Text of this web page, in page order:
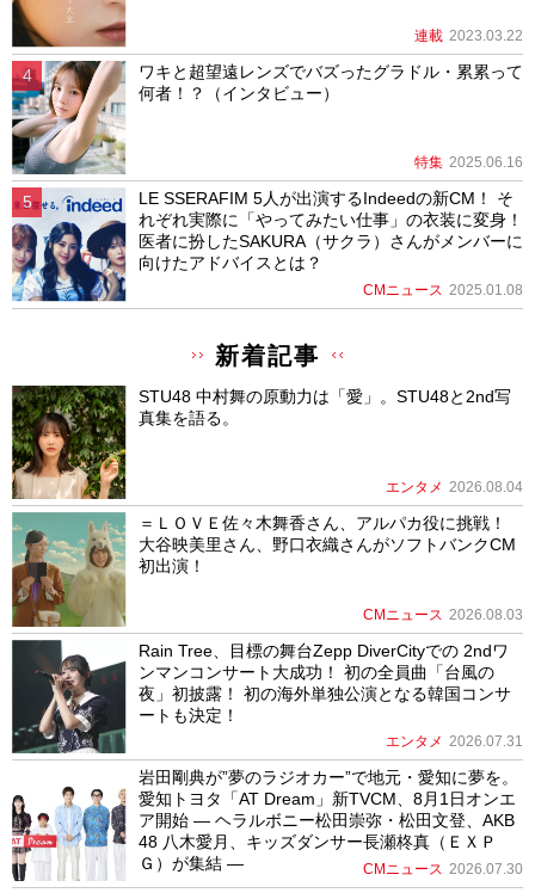
連載 2023.03.22
ワキと超望遠レンズでバズったグラドル・累累って
何者！？（インタビュー）
特集 2025.06.16
LE SSERAFIM 5人が出演するIndeedの新CM！ そ
れぞれ実際に「やってみたい仕事」の衣装に変身！
医者に扮したSAKURA（サクラ）さんがメンバーに
向けたアドバイスとは？
CMニュース 2025.01.08
新着記事
STU48 中村舞の原動力は「愛」。STU48と2nd写
真集を語る。
エンタメ 2026.08.04
＝ＬＯＶＥ佐々木舞香さん、アルパカ役に挑戦！
大谷映美里さん、野口衣織さんがソフトバンクCM
初出演！
CMニュース 2026.08.03
Rain Tree、目標の舞台Zepp DiverCityでの 2ndワ
ンマンコンサート大成功！ 初の全員曲「台風の
夜」初披露！ 初の海外単独公演となる韓国コンサ
ートも決定！
エンタメ 2026.07.31
岩田剛典が”夢のラジオカー”で地元・愛知に夢を。
愛知トヨタ「AT Dream」新TVCM、8月1日オンエ
ア開始 ― ヘラルボニー松田崇弥・松田文登、AKB
48 八木愛月、キッズダンサー長瀬柊真（ＥＸＰ
Ｇ）が集結 ―
CMニュース 2026.07.30